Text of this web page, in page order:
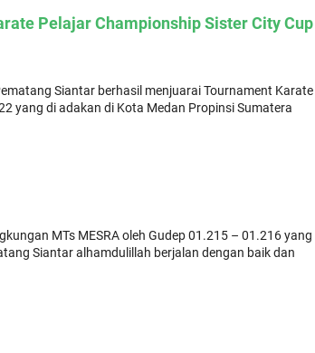
Pelajar Championship Sister City Cup
Siantar berhasil menjuarai Tournament Karate
yang di adakan di Kota Medan Propinsi Sumatera
MTs MESRA oleh Gudep 01.215 – 01.216 yang
Siantar alhamdulillah berjalan dengan baik dan